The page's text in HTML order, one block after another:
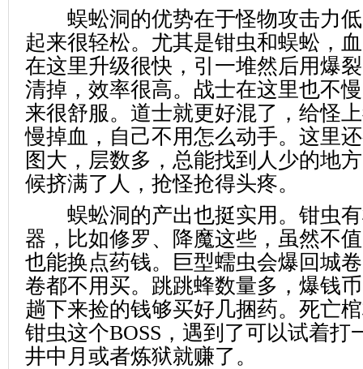
蜈蚣洞的优势在于怪物攻击力低
起来很轻松。尤其是钳虫和蜈蚣，
在这里升级很快，引一堆然后用爆
清掉，效率很高。战士在这里也不
来很舒服。道士就更好混了，给怪
慢掉血，自己不用怎么动手。这里
图大，层数多，总能找到人少的地
候挤满了人，抢怪抢得头疼。
蜈蚣洞的产出也挺实用。钳虫有
器，比如修罗、降魔这些，虽然不
也能换点药钱。巨型蠕虫会爆回城
卷都不用买。跳跳蜂数量多，爆钱
趟下来捡的钱够买好几捆药。死亡
钳虫这个BOSS，遇到了可以试着打
井中月或者炼狱就赚了。